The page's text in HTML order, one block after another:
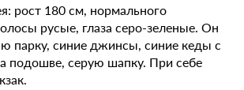
рост 180 см, нормального
русые, глаза серо-зеленые. Он
парку, синие джинсы, синие кеды с
подошве, серую шапку. При себе